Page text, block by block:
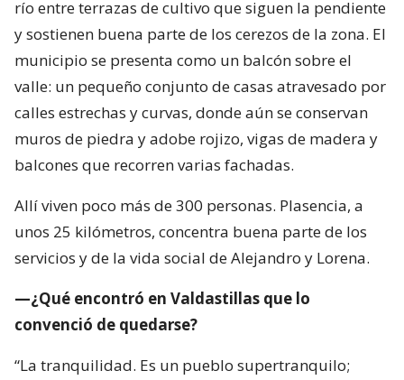
río entre terrazas de cultivo que siguen la pendiente
y sostienen buena parte de los cerezos de la zona. El
municipio se presenta como un balcón sobre el
valle: un pequeño conjunto de casas atravesado por
calles estrechas y curvas, donde aún se conservan
muros de piedra y adobe rojizo, vigas de madera y
balcones que recorren varias fachadas.
Allí viven poco más de 300 personas. Plasencia, a
unos 25 kilómetros, concentra buena parte de los
servicios y de la vida social de Alejandro y Lorena.
—¿Qué encontró en Valdastillas que lo
convenció de quedarse?
“La tranquilidad. Es un pueblo supertranquilo;